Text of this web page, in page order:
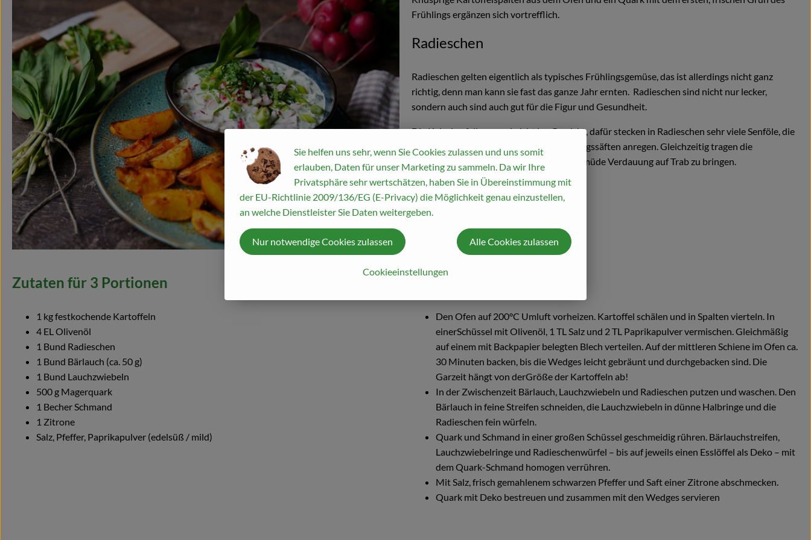
Frühlings ergänzen sich vortrefflich.
Radieschen
Radieschen gelten eigentlich als typisches Frühlingsgemüse, das ist allerdings nicht ganz
richtig, denn man kann sie fast das ganze Jahr ernten. Radieschen sind nicht nur lecker,
sondern auch sind auch gut für die Figur und Gesundheit.
Die Kalorien fallen quasi nicht ins Gewicht, dafür stecken in Radieschen sehr viele Senföle, die
Leber und Galle zur Bildung von Verdauungssäften anregen. Gleichzeitig tragen die
Ballaststoffe in Radieschen dazu bei, eine müde Verdauung auf Trab zu bringen.
Zutaten für 3 Portionen
1 kg festkochende Kartoffeln
4 EL Olivenöl
1 Bund Radieschen
1 Bund Bärlauch (ca. 50 g)
1 Bund Lauchzwiebeln
500 g Magerquark
1 Becher Schmand
1 Zitrone
Salz, Pfeffer, Paprikapulver (edelsüß / mild)
Zubereitung
Den Ofen auf 200°C Umluft vorheizen. Kartoffel schälen und in Spalten vierteln. In
einerSchüssel mit Olivenöl, 1 TL Salz und 2 TL Paprikapulver vermischen. Gleichmäßig
auf einem mit Backpapier belegten Blech verteilen. Auf der mittleren Schiene im Ofen ca.
30 Minuten backen, bis die Wedges leicht gebräunt und durchgebacken sind. Die
Garzeit hängt von derGröße der Kartoffeln ab!
In der Zwischenzeit Bärlauch, Lauchzwiebeln und Radieschen putzen und waschen. Den
Bärlauch in feine Streifen schneiden, die Lauchzwiebeln in dünne Halbringe und die
Radieschen fein würfeln.
Quark und Schmand in einer großen Schüssel geschmeidig rühren. Bärlauchstreifen,
Lauchzwiebelringe und Radieschenwürfel – bis auf jeweils einen Esslöffel als Deko – mit
dem Quark-Schmand homogen verrühren.
Mit Salz, frisch gemahlenem schwarzen Pfeffer und Saft einer Zitrone abschmecken.
Quark mit Deko bestreuen und zusammen mit den Wedges servieren
Sie helfen uns sehr, wenn Sie Cookies zulassen und uns somit
erlauben, Daten für unser Marketing zu sammeln. Da wir Ihre
Privatsphäre sehr wertschätzen, haben Sie in Übereinstimmung mit
der EU-Richtlinie 2009/136/EG (E-Privacy) die Möglichkeit genau einzustellen,
an welche Dienstleister Sie Daten weitergeben.
Cookieeinstellungen
Nur notwendige Cookies zulassen Alle Cookies zulassen